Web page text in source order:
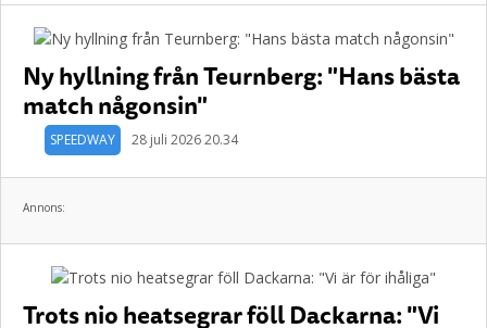
Ny hyllning från Teurnberg: "Hans bästa
match någonsin"
SPEEDWAY 28 juli 2026 20.34
Annons:
Trots nio heatsegrar föll Dackarna: "Vi